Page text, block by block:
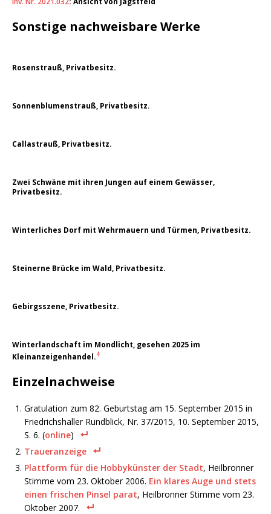
Sonstige nachweisbare Werke
Rosenstrauß, Privatbesitz.
Sonnenblumenstrauß, Privatbesitz.
Callastrauß, Privatbesitz.
Zwei Schwäne mit ihren Jungen auf einem Gewässer,
Privatbesitz.
Winterliches Dorf mit Wehrmauern und Türmen, Privatbesitz.
Steinerne Brücke im Wald, Privatbesitz.
Gebirgsszene, Privatbesitz.
Winterlandschaft im Mondlicht, gesehen 2025 im
Kleinanzeigenhandel.4
Einzelnachweise
Gratulation zum 82. Geburtstag am 15. September 2015 in
Friedrichshaller Rundblick, Nr. 37/2015, 10. September 2015,
S. 6. (online)
Traueranzeige
Plattform für die Hobbykünster der Stadt, Heilbronner
Stimme vom 23. Oktober 2006. Ein klares Auge und stets
einen frischen Pinsel parat, Heilbronner Stimme vom 23.
Oktober 2007.